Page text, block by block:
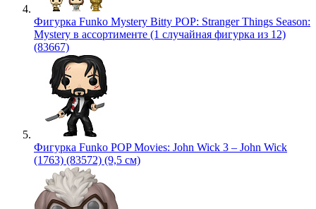
Фигурка Funko Mystery Bitty POP: Stranger Things Season:
Mystery в ассортименте (1 случайная фигурка из 12)
(83667)
Фигурка Funko POP Movies: John Wick 3 – John Wick
(1763) (83572) (9,5 см)